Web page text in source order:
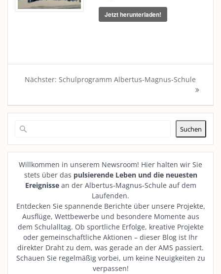
Jetzt herunterladen!
Beitragsnavigation
Nächster: Nächster
Schulprogramm Albertus-Magnus-Schule
Suchen
Willkommen in unserem Newsroom! Hier halten wir Sie
stets über das pulsierende Leben und die neuesten
Ereignissean der Albertus-Magnus-Schule auf dem
Laufenden.
Entdecken Sie spannende Berichte über unsere Projekte,
Ausflüge, Wettbewerbe und besondere Momente aus
dem Schulalltag. Ob sportliche Erfolge, kreative Projekte
oder gemeinschaftliche Aktionen – dieser Blog ist Ihr
direkter Draht zu dem, was gerade an der AMS passiert.
Schauen Sie regelmäßig vorbei, um keine Neuigkeiten zu
verpassen!